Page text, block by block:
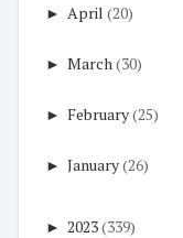
► April (20)
► March (30)
► February(25)
► January(26)
► 2023(339)